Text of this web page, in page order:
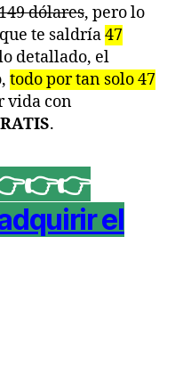
dólares, pero lo
te saldría47
detallado, el
todo por tan solo 47
vida con
.
el